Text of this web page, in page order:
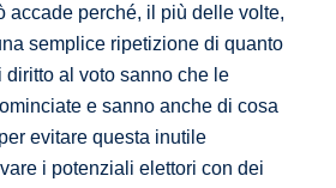
accade perché, il più delle volte,
semplice ripetizione di quanto
diritto al voto sanno che le
e sanno anche di cosa
evitare questa inutile
i potenziali elettori con dei